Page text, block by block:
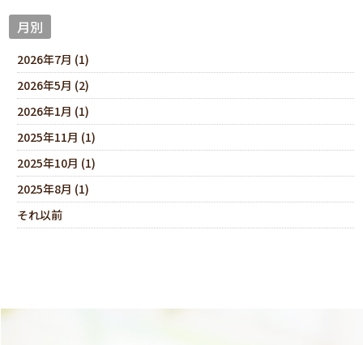
月別
2026年7月 (1)
2026年5月 (2)
2026年1月 (1)
2025年11月 (1)
2025年10月 (1)
2025年8月 (1)
それ以前